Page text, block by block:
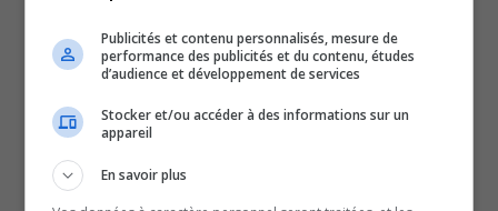
Saint-Dominique-du-
Rosaire.
Environ 25 travailleurs venant majoritairement de la
région se consacrent à ce projet de 6 600 000 dollars.
L’une des étapes les plus importantes est en cours, c’est-
Publicités et contenu personnalisés, mesure de
performance des publicités et du contenu, études
d’audience et développement de services
Stocker et/ou accéder à des informations sur un
appareil
En savoir plus